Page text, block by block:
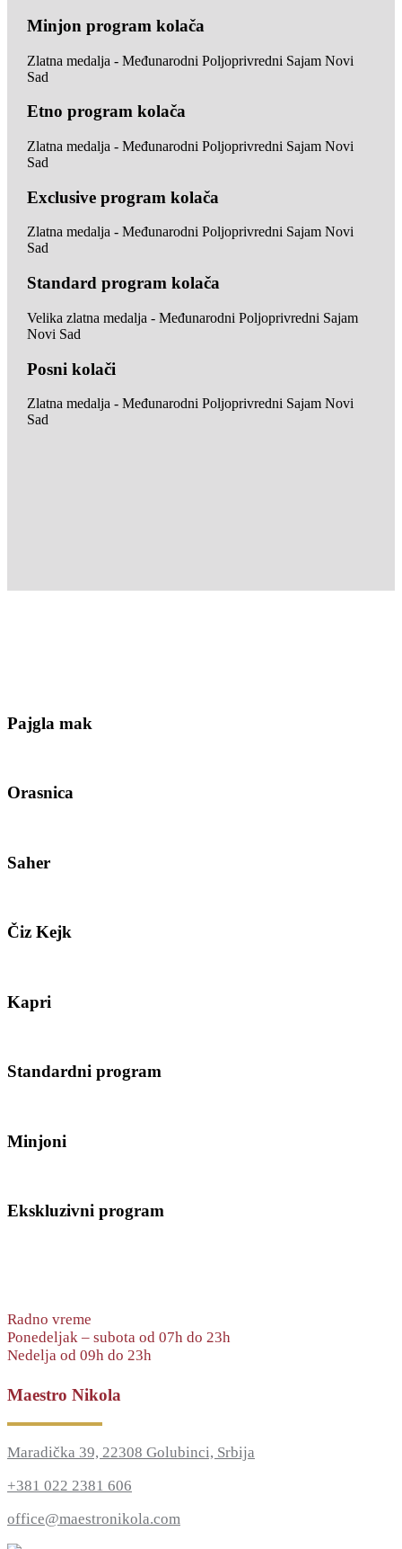
Minjon program kolača
Zlatna medalja - Međunarodni Poljoprivredni Sajam Novi
Sad
Etno program kolača
Zlatna medalja - Međunarodni Poljoprivredni Sajam Novi
Sad
Exclusive program kolača
Zlatna medalja - Međunarodni Poljoprivredni Sajam Novi
Sad
Standard program kolača
Velika zlatna medalja - Međunarodni Poljoprivredni Sajam
Novi Sad
Posni kolači
Zlatna medalja - Međunarodni Poljoprivredni Sajam Novi
Sad
Pajgla mak
Orasnica
Saher
Čiz Kejk
Kapri
Standardni program
Minjoni
Ekskluzivni program
Radno vreme
Ponedeljak – subota od 07h do 23h
Nedelja od 09h do 23h
Maestro Nikola
Maradička 39, 22308 Golubinci, Srbija
+381 022 2381 606
office@maestronikola.com